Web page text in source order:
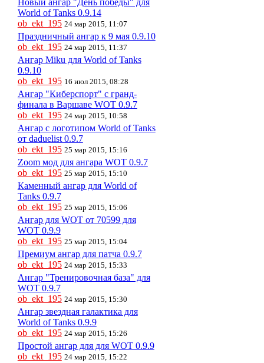
Новый ангар "День победы" для
World of Tanks 0.9.14
ob_ekt_195 24 мар 2015, 11:07
Праздничный ангар к 9 мая 0.9.10
ob_ekt_195 24 мар 2015, 11:37
Ангар Miku для World of Tanks
0.9.10
ob_ekt_195 16 июл 2015, 08:28
Ангар "Киберспорт" с гранд-
финала в Варшаве WOT 0.9.7
ob_ekt_195 24 мар 2015, 10:58
Ангар с логотипом World of Tanks
от daduelist 0.9.7
ob_ekt_195 25 мар 2015, 15:16
Zoom мод для ангара WOT 0.9.7
ob_ekt_195 25 мар 2015, 15:10
Каменный ангар для World of
Tanks 0.9.7
ob_ekt_195 25 мар 2015, 15:06
Ангар для WOT от 70599 для
WOT 0.9.9
ob_ekt_195 25 мар 2015, 15:04
Премиум ангар для патча 0.9.7
ob_ekt_195 24 мар 2015, 15:33
Ангар "Тренировочная база" для
WOT 0.9.7
ob_ekt_195 24 мар 2015, 15:30
Ангар звездная галактика для
World of Tanks 0.9.9
ob_ekt_195 24 мар 2015, 15:26
Простой ангар для для WOT 0.9.9
ob_ekt_195 24 мар 2015, 15:22